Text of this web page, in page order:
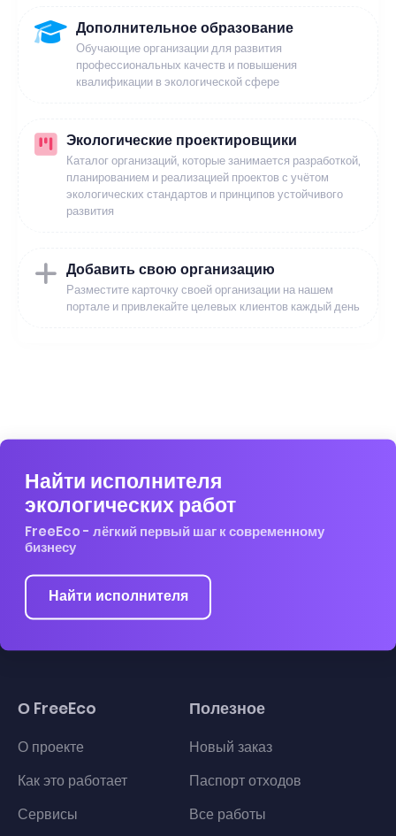
Дополнительное образование
Обучающие организации для развития
профессиональных качеств и повышения
квалификации в экологической сфере
Экологические проектировщики
Каталог организаций, которые занимается разработкой,
планированием и реализацией проектов с учётом
экологических стандартов и принципов устойчивого
развития
Добавить свою организацию
Разместите карточку своей организации на нашем
портале и привлекайте целевых клиентов каждый день
Найти исполнителя
экологических работ
FreeEco - лёгкий первый шаг к современному
бизнесу
Найти исполнителя
О FreeEco
О проекте
Как это работает
Сервисы
Полезное
Новый заказ
Паспорт отходов
Все работы